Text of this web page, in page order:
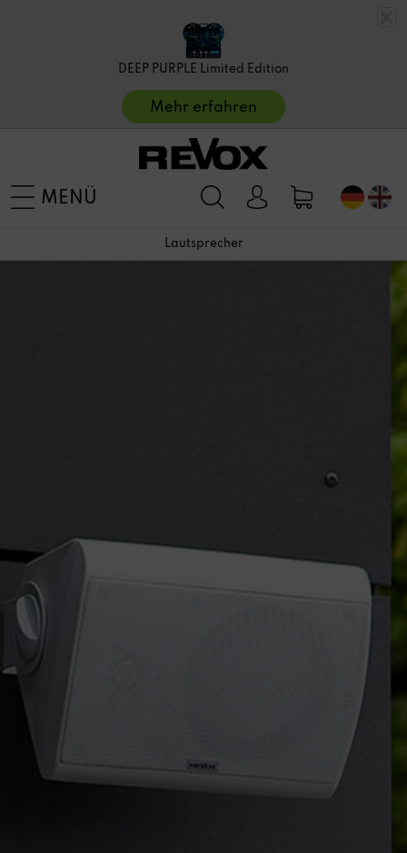
DEEP PURPLE Limited Edition
Mehr erfahren
MENÜ
Lautsprecher